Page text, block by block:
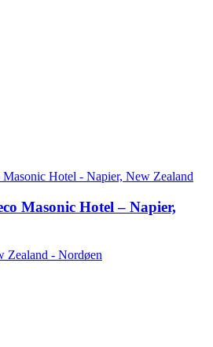
Masonic Hotel – Napier,
Zealand - Nordøen